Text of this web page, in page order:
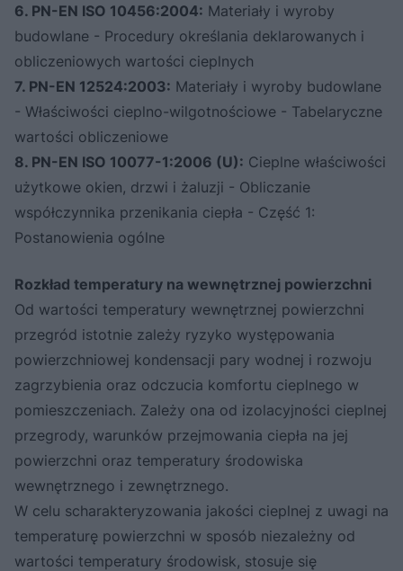
6. PN-EN ISO 10456:2004: Materiały i wyroby
budowlane - Procedury określania deklarowanych i
obliczeniowych wartości cieplnych
7. PN-EN 12524:2003: Materiały i wyroby budowlane
- Właściwości cieplno-wilgotnościowe - Tabelaryczne
wartości obliczeniowe
8. PN-EN ISO 10077-1:2006 (U): Cieplne właściwości
użytkowe okien, drzwi i żaluzji - Obliczanie
współczynnika przenikania ciepła - Część 1:
Postanowienia ogólne
Rozkład temperatury na wewnętrznej powierzchni
Od wartości temperatury wewnętrznej powierzchni
przegród istotnie zależy ryzyko występowania
powierzchniowej kondensacji pary wodnej i rozwoju
zagrzybienia oraz odczucia komfortu cieplnego w
pomieszczeniach. Zależy ona od izolacyjności cieplnej
przegrody, warunków przejmowania ciepła na jej
powierzchni oraz temperatury środowiska
wewnętrznego i zewnętrznego.
W celu scharakteryzowania jakości cieplnej z uwagi na
temperaturę powierzchni w sposób niezależny od
wartości temperatury środowisk, stosuje się